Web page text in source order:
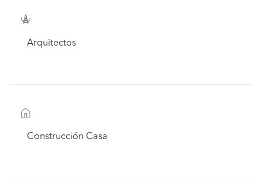
Arquitectos
Construcción Casa